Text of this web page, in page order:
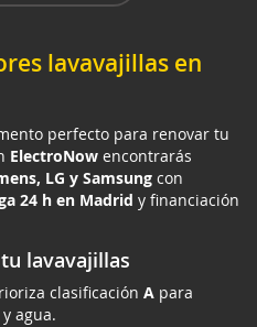
lavavajillas en
perfecto para renovar tu
ElectroNow encontrarás
LG y Samsung con
24 h en Madrid y financiación
lavavajillas
clasificación A para
agua.